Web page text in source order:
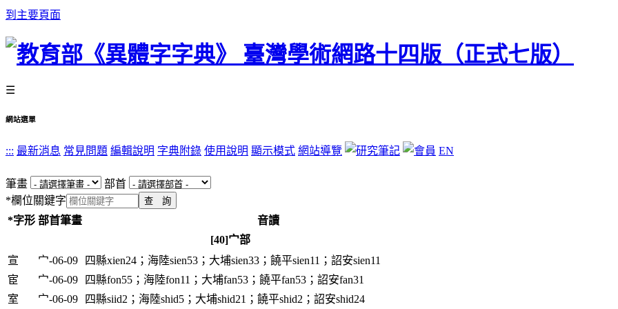
到主要頁面
☰
網站選單
::: 最新消息 常見問題 編輯說明 字典附錄 使用說明 顯示模式 網站導覽
EN
筆畫
部首
*欄位關鍵字
*字形 部首筆畫
音讀
[40]宀部
宣
宀-06-09
四縣xien24；海陸sien53；大埔sien33；饒平sien11；詔安sien11
宦
宀-06-09
四縣fon55；海陸fon11；大埔fan53；饒平fan53；詔安fan31
室
宀-06-09 四縣siid2；海陸shid5；大埔shid21；饒平shid2；詔安shid24